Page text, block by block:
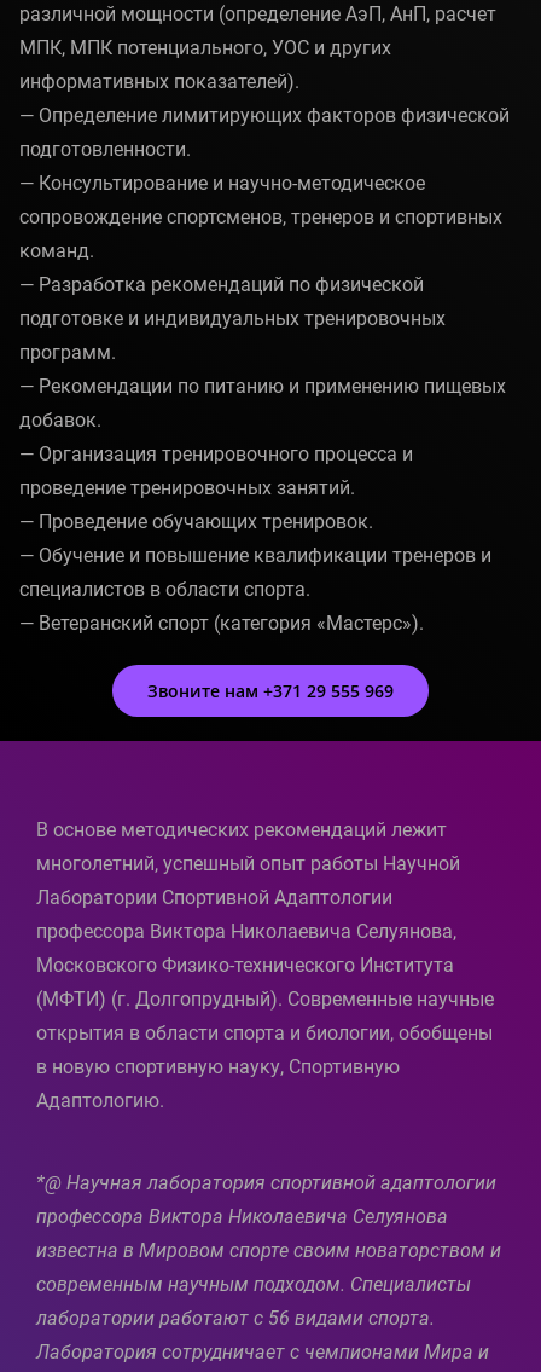
различной мощности (определение АэП, АнП, расчет
МПК, МПК потенциального, УОС и других
информативных показателей).
— Определение лимитирующих факторов физической
подготовленности.
— Консультирование и научно-методическое
сопровождение спортсменов, тренеров и спортивных
команд.
— Разработка рекомендаций по физической
подготовке и индивидуальных тренировочных
программ.
— Рекомендации по питанию и применению пищевых
добавок.
— Организация тренировочного процесса и
проведение тренировочных занятий.
— Проведение обучающих тренировок.
— Обучение и повышение квалификации тренеров и
специалистов в области спорта.
— Ветеранский спорт (категория «Мастерс»).
Звоните нам +371 29 555 969
В основе методических рекомендаций лежит
многолетний, успешный опыт работы Научной
Лаборатории Спортивной Адаптологии
профессора Виктора Николаевича Селуянова,
Московского Физико-технического Института
(МФТИ) (г. Долгопрудный). Современные научные
открытия в области спорта и биологии, обобщены
в новую спортивную науку, Спортивную
Адаптологию.
*@ Научная лаборатория спортивной адаптологии
профессора Виктора Николаевича Селуянова
известна в Мировом спорте своим новаторством и
современным научным подходом. Специалисты
лаборатории работают с 56 видами спорта.
Лаборатория сотрудничает с чемпионами Мира и